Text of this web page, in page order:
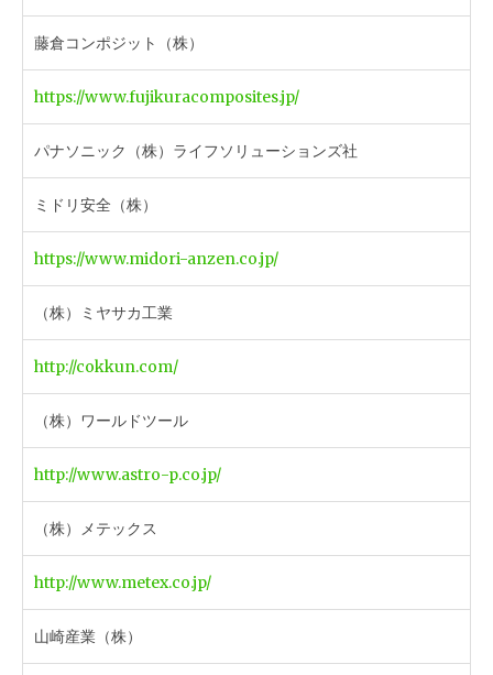
藤倉コンポジット（株）
https://www.fujikuracomposites.jp/
パナソニック（株）ライフソリューションズ社
ミドリ安全（株）
https://www.midori-anzen.co.jp/
（株）ミヤサカ工業
http://cokkun.com/
（株）ワールドツール
http://www.astro-p.co.jp/
（株）メテックス
http://www.metex.co.jp/
山崎産業（株）